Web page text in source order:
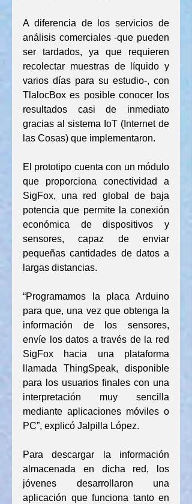
A diferencia de los servicios de
análisis comerciales -que pueden
ser tardados, ya que requieren
recolectar muestras de líquido y
varios días para su estudio-, con
TlalocBox es posible conocer los
resultados casi de inmediato
gracias al sistema IoT (Internet de
las Cosas) que implementaron.
El prototipo cuenta con un módulo
que proporciona conectividad a
SigFox, una red global de baja
potencia que permite la conexión
económica de dispositivos y
sensores, capaz de enviar
pequeñas cantidades de datos a
largas distancias.
“Programamos la placa Arduino
para que, una vez que obtenga la
información de los sensores,
envíe los datos a través de la red
SigFox hacia una plataforma
llamada ThingSpeak, disponible
para los usuarios finales con una
interpretación muy sencilla
mediante aplicaciones móviles o
PC”, explicó Jalpilla López.
Para descargar la información
almacenada en dicha red, los
jóvenes desarrollaron una
aplicación que funciona tanto en